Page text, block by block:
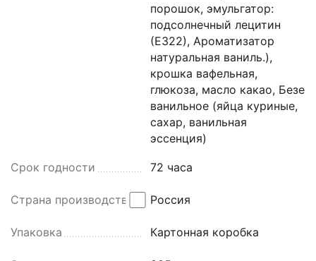
порошок, эмульгатор:
подсолнечный лецитин
(Е322), Ароматизатор
натуральная ваниль.),
крошка вафельная,
глюкоза, масло какао, Безе
ванильное (яйца куриные,
сахар, ванильная
эссенция)
Срок годности 72 часа
Страна производства Россия
Упаковка Картонная коробка